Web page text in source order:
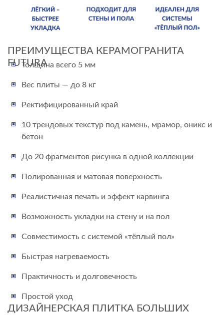
ПРЕИМУЩЕСТВА КЕРАМОГРАНИТА
FUTURA
Толщина всего 5 мм
Вес плиты — до 8 кг
Ректифицированный край
10 трендовых текстур под камень, мрамор, оникс и
бетон
До 20 фрагментов рисунка в одной коллекции
Полированная и матовая поверхность
Реалистичная печать и эффект карвинга
Возможность укладки на стену и на пол
Совместимость с системой «тёплый пол»
Быстрая нагреваемость
Практичность и долговечность
Простой уход
ДИЗАЙНЕРСКАЯ ПЛИТКА БОЛЬШИХ